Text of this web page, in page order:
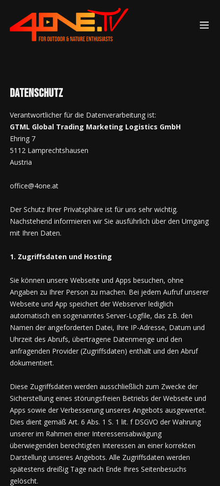
Datenschutz
Verantwortlicher für die Datenverarbeitung ist:
GTML Global Trading Marketing Logistics GmbH
Ehring 7
5112 Lamprechtshausen
Austria
office@4one.at
Der Schutz Ihrer Privatsphäre ist für uns sehr wichtig.
Nachstehend informieren wir Sie ausführlich über den Umgang
mit Ihren Daten.
1. Zugriffsdaten und Hosting
Sie können unsere Webseite und Apps besuchen, ohne
Angaben zu Ihrer Person zu machen. Bei jedem Aufruf unserer
Webseite und App speichert der Webserver lediglich
automatisch ein sogenanntes Server-Logfile, das z.B. den
Namen der angeforderten Datei, Ihre IP-Adresse, Datum und
Uhrzeit des Abrufs, übertragene Datenmenge und den
anfragenden Provider (Zugriffsdaten) enthält und den Abruf
dokumentiert.
Diese Zugriffsdaten werden ausschließlich zum Zwecke der
Sicherstellung eines störungsfreien Betriebs der Webseite und
Apps sowie der Verbesserung unseres Angebots ausgewertet.
Dies dient gemäß Art. 6 Abs. 1 S. 1 lit. f DSGVO der Wahrung
unserer im Rahmen einer Interessensabwägung
überwiegenden berechtigten Interessen an einer korrekten
Darstellung unseres Angebots. Alle Zugriffsdaten werden
spätestens dreißig Tage nach Ende Ihres Seitenbesuchs
gelöscht.